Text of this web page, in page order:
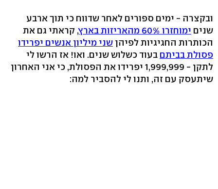
ובקצרה - ימים ספורים לאחר שדווח כי תוך ארבע
שנים ימוחזרו 60% מהאריזות בארץ
, קראתי גם את
הכותרות החגיגיות לפיהן שני מיליון אנשים יפרידו
פסולת בביתם בעוד כשלוש שנים. ואו! אז הרשו לי
לתקן - 1,999,999 יפרידו את הפסולת, כי אני האחרון
שיתעסק עם זה, ותנו לי להסביר למה: